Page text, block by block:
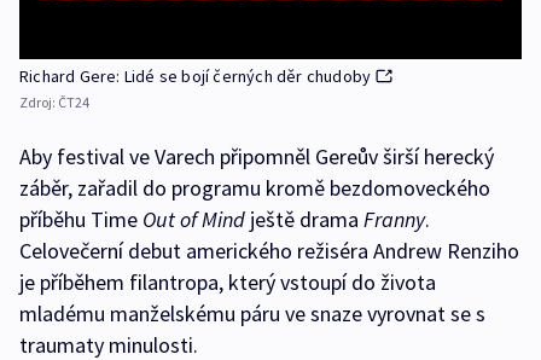
Richard Gere: Lidé se bojí černých děr chudoby
Zdroj: ČT24
Aby festival ve Varech připomněl Gereův širší herecký
záběr, zařadil do programu kromě bezdomoveckého
příběhu Time Out of Mind ještě drama Franny.
Celovečerní debut amerického režiséra Andrew Renziho
je příběhem filantropa, který vstoupí do života
mladému manželskému páru ve snaze vyrovnat se s
traumaty minulosti.